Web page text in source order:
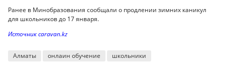
Ранее в Минобразования сообщали о продлении зимних каникул
для школьников до 17 января.
Источник caravan.kz
Алматы онлаин обучение школьники